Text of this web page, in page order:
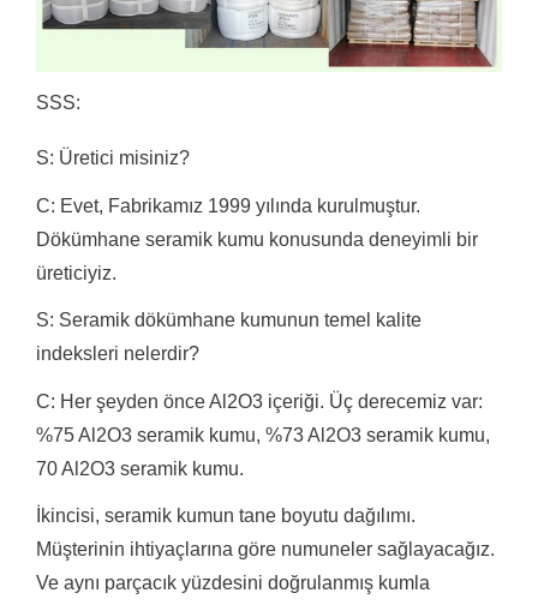
SSS:
S: Üretici misiniz?
C: Evet, Fabrikamız 1999 yılında kurulmuştur.
Dökümhane seramik kumu konusunda deneyimli bir
üreticiyiz.
S: Seramik dökümhane kumunun temel kalite
indeksleri nelerdir?
C: Her şeyden önce Al2O3 içeriği. Üç derecemiz var:
%75 Al2O3 seramik kumu, %73 Al2O3 seramik kumu,
70 Al2O3 seramik kumu.
İkincisi, seramik kumun tane boyutu dağılımı.
Müşterinin ihtiyaçlarına göre numuneler sağlayacağız.
Ve aynı parçacık yüzdesini doğrulanmış kumla